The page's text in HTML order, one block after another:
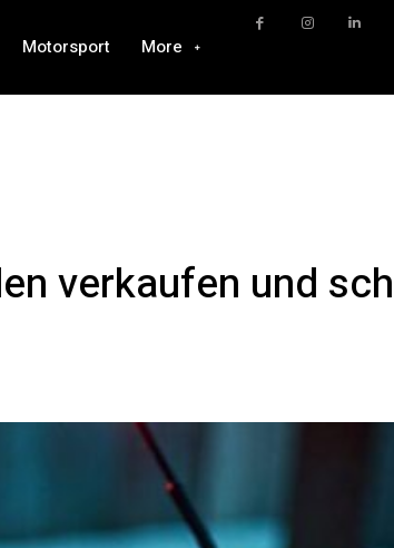
Motorsport More
verkaufen und